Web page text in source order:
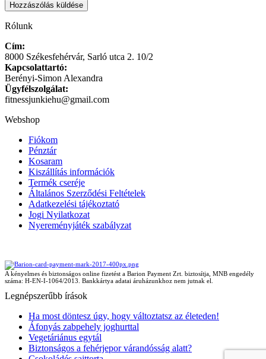
Rólunk
Cím:
8000 Székesfehérvár, Sarló utca 2. 10/2
Kapcsolattartó:
Berényi-Simon Alexandra
Ügyfélszolgálat:
fitnessjunkiehu@gmail.com
Webshop
Fiókom
Pénztár
Kosaram
Kiszállítás információk
Termék cseréje
Általános Szerződési Feltételek
Adatkezelési tájékoztató
Jogi Nyilatkozat
Nyereményjáték szabályzat
A kényelmes és biztonságos online fizetést a Barion Payment Zrt. biztosítja, MNB engedély
száma: H-EN-I-1064/2013. Bankkártya adatai áruházunkhoz nem jutnak el.
Legnépszerűbb írások
Ha most döntesz úgy, hogy változtatsz az életeden!
Áfonyás zabpehely joghurttal
Vegetáriánus egytál
Biztonságos a fehérjepor várandósság alatt?